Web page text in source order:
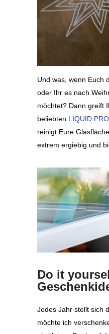
Und was, wenn Euch
oder Ihr es nach
möchtet? Dann greift
beliebten LIQUID
reinigt Eure
extrem ergiebig und
Do it
Jedes Jahr stellt sich
möchte ich